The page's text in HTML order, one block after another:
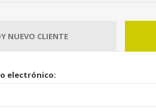
NUEVO CLIENTE
electrónico: